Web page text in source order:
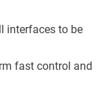
interfaces to be
fast control and